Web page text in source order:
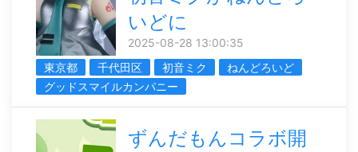
いどに
2025-08-28 13:00:35
東京都
千代田区 初音ミク
ねんどろいど
グッドスマイルカンパニー
ずんだもんコラボ開